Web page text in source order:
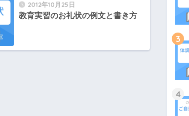
2012年10月25日
教育実習のお礼状の例文と書き方
3
4